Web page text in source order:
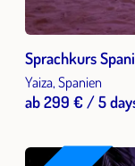
Sprachkurs
Yaiza, Spanien
ab 299 € / 5